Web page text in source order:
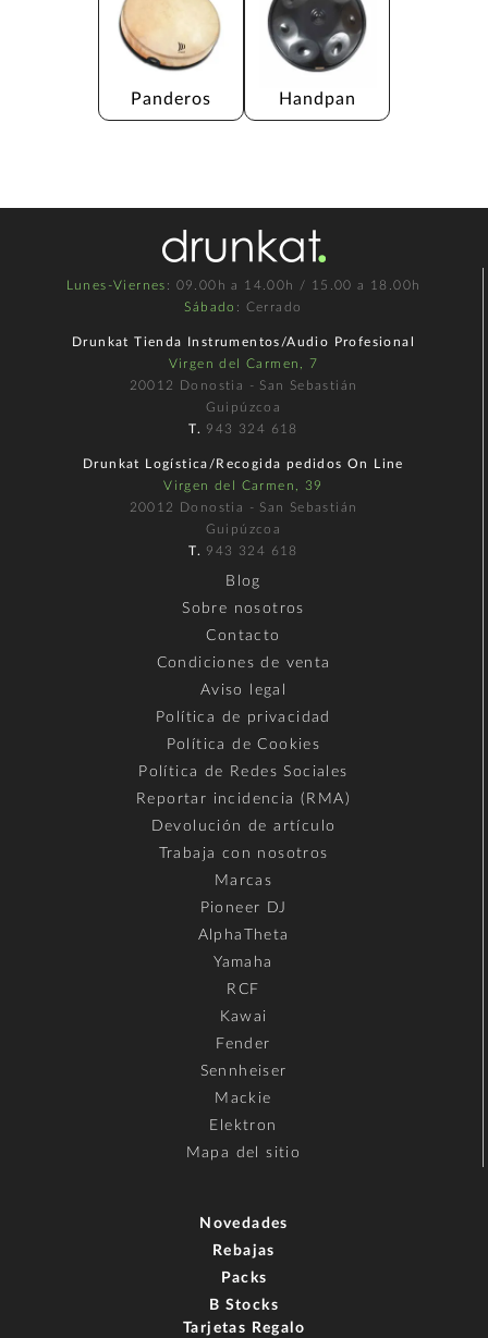
Panderos Handpan
Lunes-Viernes : 09.00h a 14.00h / 15.00 a 18.00h
Sábado : Cerrado
Drunkat Tienda Instrumentos/Audio Profesional
Virgen del Carmen, 7
20012 Donostia - San Sebastián
Guipúzcoa
T. 943 324 618
Drunkat Logística/Recogida pedidos On Line
Virgen del Carmen, 39
20012 Donostia - San Sebastián
Guipúzcoa
T. 943 324 618
Blog
Sobre nosotros
Contacto
Condiciones de venta
Aviso legal
Política de privacidad
Política de Cookies
Política de Redes Sociales
Reportar incidencia (RMA)
Devolución de artículo
Trabaja con nosotros
Marcas
Pioneer DJ
AlphaTheta
Yamaha
RCF
Kawai
Fender
Sennheiser
Mackie
Elektron
Mapa del sitio
Novedades
Rebajas
Packs
B Stocks
Tarjetas Regalo